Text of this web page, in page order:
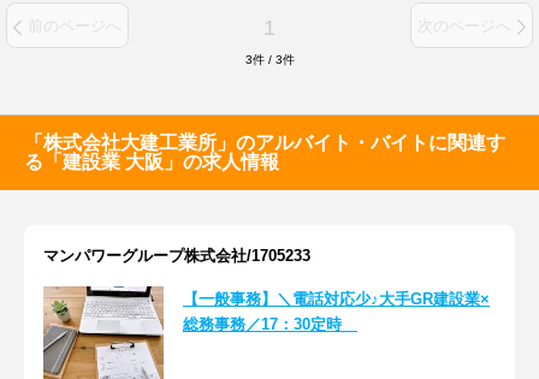
前のページへ 1 次のページへ
3件 / 3件
「株式会社大建工業所」のアルバイト・バイトに関連す
る「建設業 大阪」の求人情報
マンパワーグループ株式会社/1705233
【一般事務】＼電話対応少♪大手GR建設業×
総務事務／17：30定時